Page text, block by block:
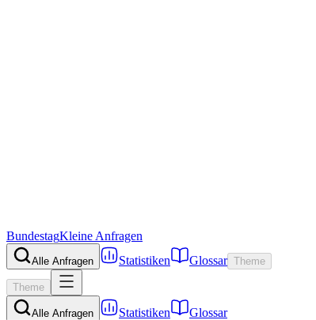
BundestagKleine Anfragen
Alle Anfragen Statistiken Glossar Theme
Theme
Alle Anfragen Statistiken Glossar